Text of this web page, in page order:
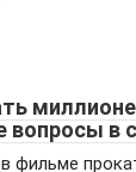
вопросы в
фильме